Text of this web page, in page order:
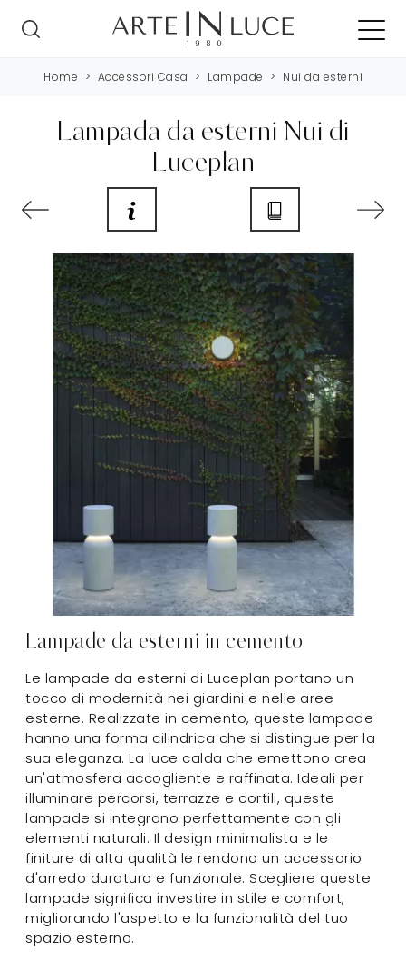
Home > Accessori Casa > Lampade > Nui da esterni
Lampada da esterni Nui di
Luceplan
Lampade da esterni in cemento
Le lampade da esterni di Luceplan portano un
tocco di modernità nei giardini e nelle aree
esterne. Realizzate in cemento, queste lampade
hanno una forma cilindrica che si distingue per la
sua eleganza. La luce calda che emettono crea
un'atmosfera accogliente e raffinata. Ideali per
illuminare percorsi, terrazze e cortili, queste
lampade si integrano perfettamente con gli
elementi naturali. Il design minimalista e le
finiture di alta qualità le rendono un accessorio
d'arredo duraturo e funzionale. Scegliere queste
lampade significa investire in stile e comfort,
migliorando l'aspetto e la funzionalità del tuo
spazio esterno.